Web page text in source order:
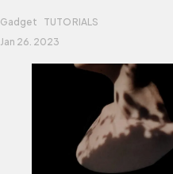
Gadget
TUTORIALS
Jan 26. 2023